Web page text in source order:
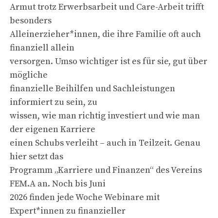
Armut trotz Erwerbsarbeit und Care-Arbeit trifft
besonders
Alleinerzieher*innen, die ihre Familie oft auch
finanziell allein
versorgen. Umso wichtiger ist es für sie, gut über
mögliche
finanzielle Beihilfen und Sachleistungen
informiert zu sein, zu
wissen, wie man richtig investiert und wie man
der eigenen Karriere
einen Schubs verleiht – auch in Teilzeit. Genau
hier setzt das
Programm „Karriere und Finanzen“ des Vereins
FEM.A an. Noch bis Juni
2026 finden jede Woche Webinare mit
Expert*innen zu finanzieller